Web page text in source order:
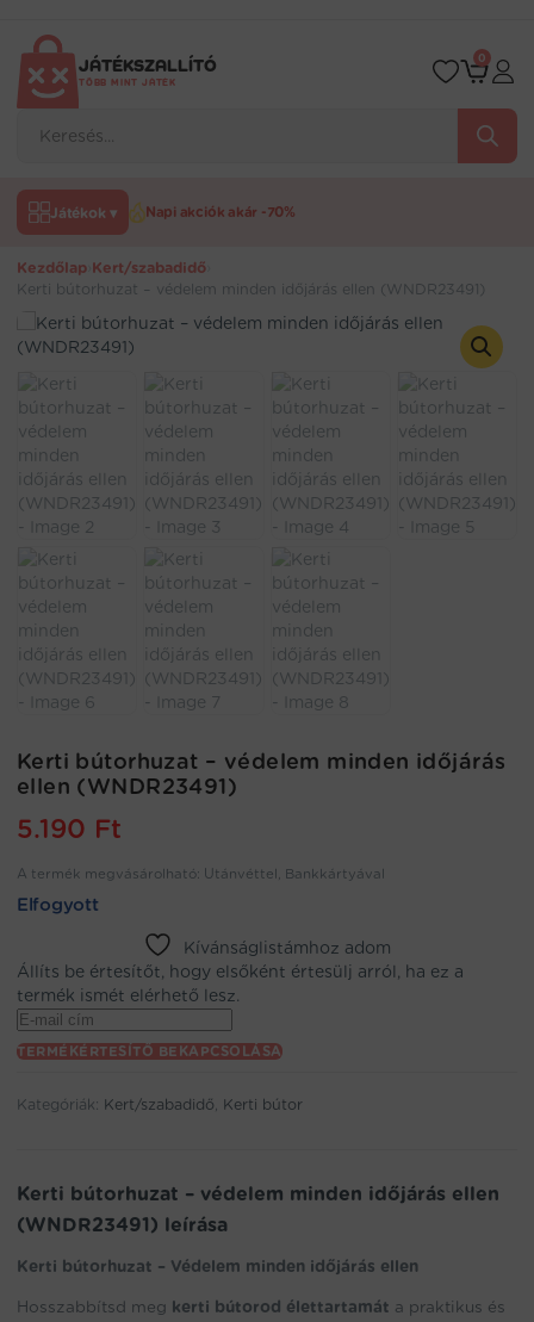
tartalomraJÁTÉKSZALLÍTÓ
TÖBB MINT JÁTÉK
search
0
Játékok ▾ Napi akciók akár -70%
Kezdőlap Kert/szabadidő
Kerti bútorhuzat – védelem minden időjárás ellen (WNDR23491)
Kerti bútorhuzat – védelem minden időjárás
ellen (WNDR23491)
5.190 Ft
A termék megvásárolható: Utánvéttel, Bankkártyával
Elfogyott
Kívánságlistámhoz adom
Állíts be értesítőt, hogy elsőként értesülj arról, ha ez a
termék ismét elérhető lesz.
Enter
your
email
to
waitlist
this
product
TERMÉKÉRTESÍTŐ BEKAPCSOLÁSA
Kategóriák: Kert/szabadidő, Kerti bútor
Kerti bútorhuzat – védelem minden időjárás ellen
(WNDR23491) leírása
Kerti bútorhuzat – Védelem minden időjárás ellen
Hosszabbítsd meg kerti bútorod élettartamát a praktikus és